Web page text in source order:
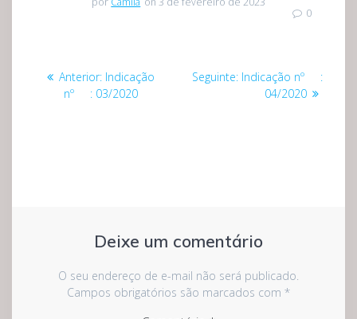
0
Navegação
Anterior: Post
anterior:
Indicação
nº : 03/2020
Seguinte: Post
seguinte:
Indicação nº :
04/2020
Deixe um comentário
O seu endereço de e-mail não será publicado.
Campos obrigatórios são marcados com *